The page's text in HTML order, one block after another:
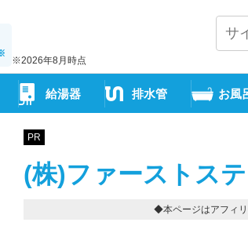
※2026年8月時点
給湯器 排水管 お風
PR
(株)ファーストス
◆本ページはアフィリ